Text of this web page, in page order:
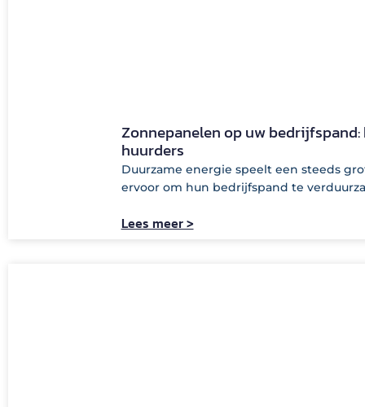
Zonnepanelen op uw
huurders
Duurzame energie speelt een steeds
ervoor om hun bedrijfspand te
Lees meer >